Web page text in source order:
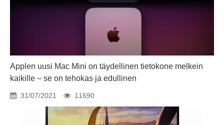
Applen uusi Mac Mini on täydellinen tietokone melkein
kaikille – se on tehokas ja edullinen
31/07/2021 11690